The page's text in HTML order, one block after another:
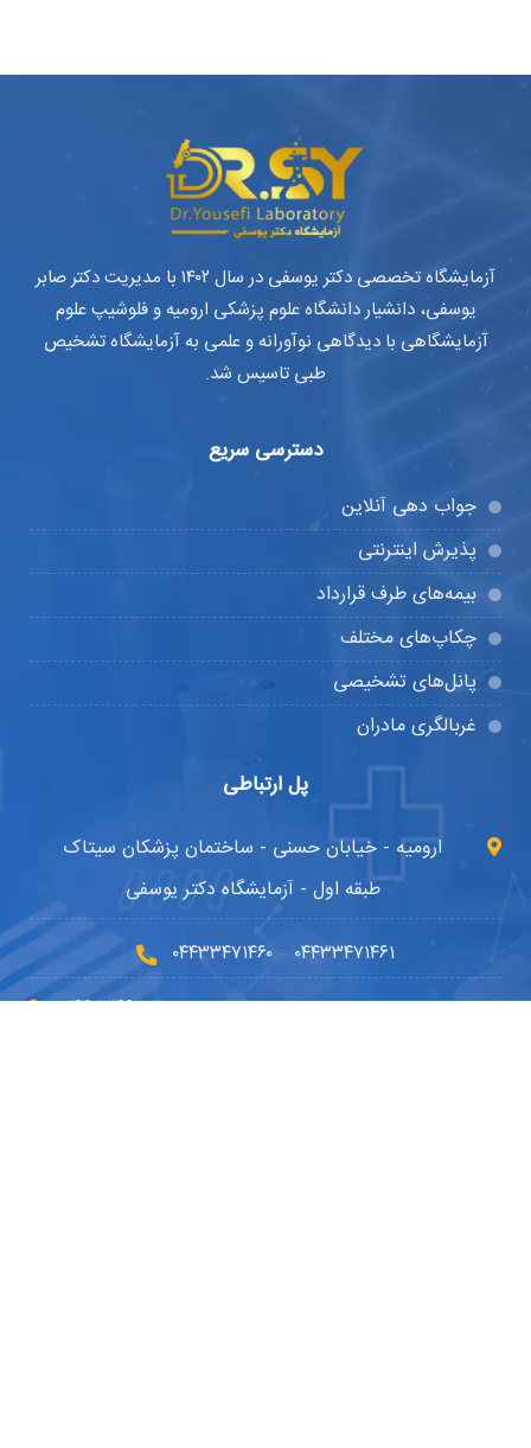
آزمایشگاه تخصصی دکتر یوسفی در سال ۱۴۰۲ با مدیریت دکتر صابر
یوسفی، دانشیار دانشگاه علوم پزشکی ارومیه و فلوشیپ علوم
آزمایشگاهی با دیدگاهی نوآورانه و علمی به آزمایشگاه تشخیص
طبی تاسیس شد.
دسترسی سریع
جواب دهی آنلاین
پذیرش اینترنتی
بیمه‌های طرف قرارداد
چکاپ‌های مختلف
پانل‌های تشخیصی
غربالگری مادران
پل ارتباطی
ارومیه - خیابان حسنی - ساختمان پزشکان سیتاک
طبقه اول - آزمایشگاه دکتر یوسفی
۰۴۴۳۳۴۷۱۴۶۰ - ۰۴۴۳۳۴۷۱۴۶۱
۰۴۴۳۳۴۶۲۰۳۰